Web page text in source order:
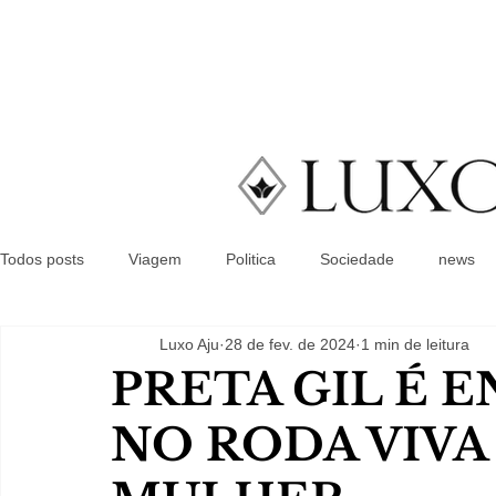
Todos posts Viagem Politica Sociedade news
PRETA GIL É
NO RODA
Luxo Aju 28 de fev. de 2024 1 min de leitura